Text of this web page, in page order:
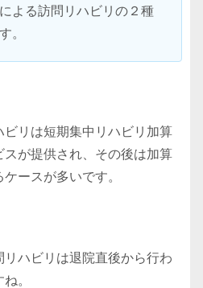
よる訪問リハビリの２種
。
ビリは短期集中リハビリ加算
が提供され、その後は加算
ースが多いです。
リハビリは退院直後から行わ
。